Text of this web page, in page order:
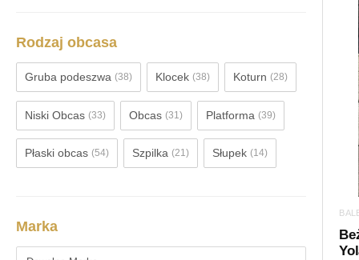
Rodzaj obcasa
Gruba podeszwa (38) Klocek (38) Koturn (28)
Niski Obcas (33) Obcas (31) Platforma (39)
Płaski obcas (54) Szpilka (21) Słupek (14)
Marka